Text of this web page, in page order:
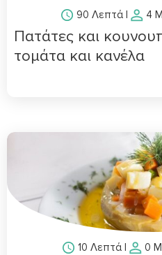
90 Λεπτά| 4
Πατάτες και
τομάτα και κανέλα
10 Λεπτά| 0